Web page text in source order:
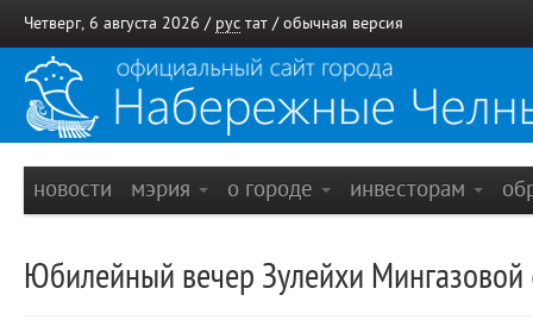
Четверг, 6 августа 2026 / рус тат / обычная версия
новости мэрия о городе инвесторам
Юбилейный вечер Зулейхи Мингазовой